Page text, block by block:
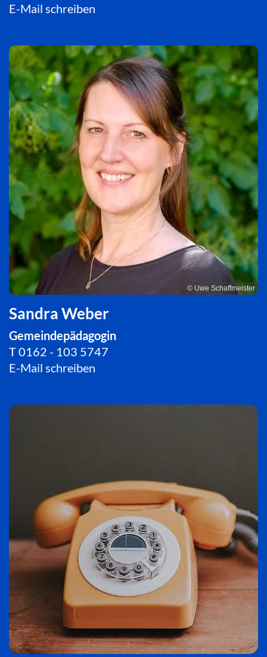
E-Mail schreiben
© Uwe Schaffmeister
Sandra Weber
Gemeindepädagogin
T0162 - 103 5747
E-Mail schreiben